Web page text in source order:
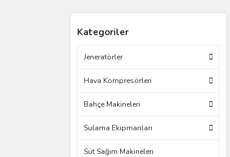
Kategoriler
Jeneratörler
Hava Kompresörleri
Bahçe Makineleri
Sulama Ekipmanları
Süt Sağım Makineleri